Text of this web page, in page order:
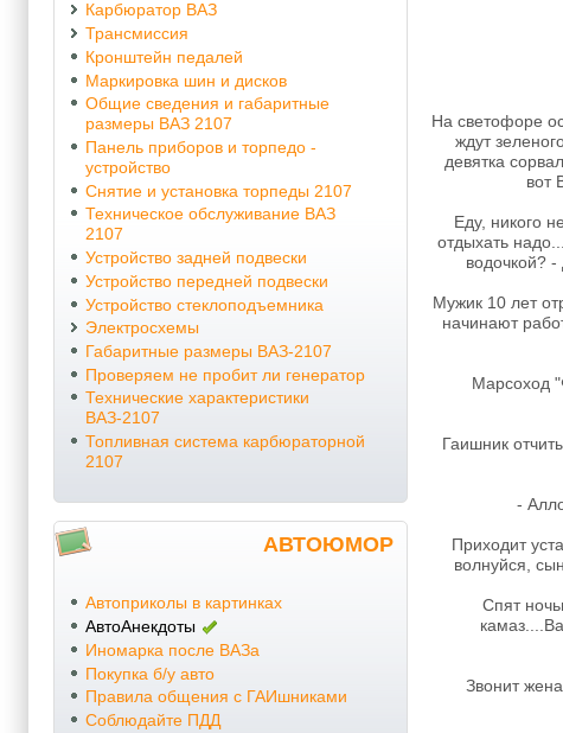
Карбюратор ВАЗ
Трансмиссия
Кронштейн педалей
Маркировка шин и дисков
Общие сведения и габаритные
размеры ВАЗ 2107
Панель приборов и торпедо -
устройство
Снятие и установка торпеды 2107
Техническое обслуживание ВАЗ
2107
Устройство задней подвески
Устройство передней подвески
Устройство стеклоподъемника
Электросхемы
Габаритные размеры ВАЗ-2107
Проверяем не пробит ли генератор
Технические характеристики
ВАЗ-2107
Топливная система карбюраторной
2107
АВТОЮМОР
Автоприколы в картинках
АвтоАнекдоты
Иномарка после ВАЗа
Покупка б/у авто
Правила общения с ГАИшниками
Соблюдайте ПДД
На светофоре
ждут
девятка
вот
Едy, никого
отдыхать
водочкой?
Мужик 10 лет
начинают
Марсоход
Гаишник
-
Приходит
волнуйся,
Спят
Звонит